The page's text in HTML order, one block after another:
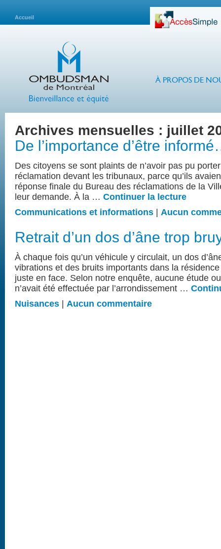
Accueil
À PROPOS DE
Archives mensuelles : juillet
De l’importance d’être
Des citoyens se sont plaints de n’avoir pas pu
réclamation devant les tribunaux, parce qu’ils
réponse finale du Bureau des réclamations de la
leur demande. À la … Continuer la lecture
Communications et informations
Aucun
Retrait d’un dos d’âne trop
À chaque fois qu’un véhicule y circulait, un dos
vibrations et des bruits importants dans la
juste en face. Selon notre enquête, aucune étude
n’avait été effectuée par l’arrondissement …
Nuisances
Aucun commentaire